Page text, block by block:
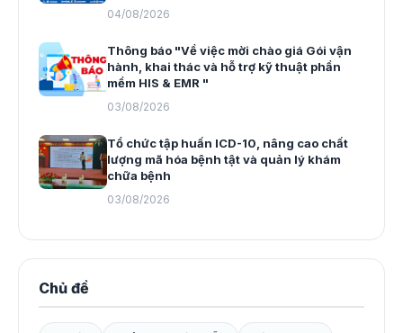
04/08/2026
Thông báo "Về việc mời chào giá Gói vận
hành, khai thác và hỗ trợ kỹ thuật phần
mềm HIS & EMR "
03/08/2026
Tổ chức tập huấn ICD-10, nâng cao chất
lượng mã hóa bệnh tật và quản lý khám
chữa bệnh
03/08/2026
Chủ đề